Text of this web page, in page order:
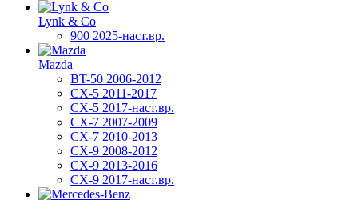
Lynk & Co
900 2025-наст.вр.
Mazda
BT-50 2006-2012
CX-5 2011-2017
CX-5 2017-наст.вр.
CX-7 2007-2009
CX-7 2010-2013
CX-9 2008-2012
CX-9 2013-2016
CX-9 2017-наст.вр.